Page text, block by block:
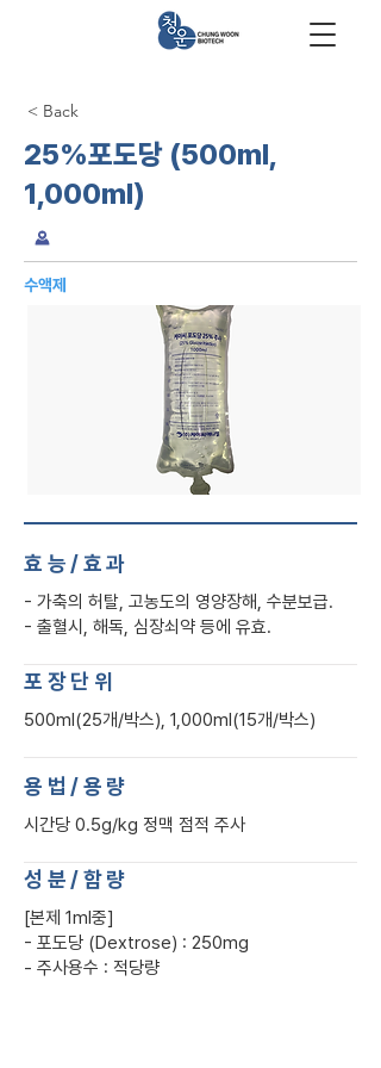
< Back
25%포도당 (500ml,
1,000ml)
수액제
효능/효과
- 가축의 허탈, 고농도의 영양장해, 수분보급.
- 출혈시, 해독, 심장쇠약 등에 유효.
​포장단위
500ml(25개/박스), 1,000ml(15개/박스)
용법/용량
시간당 0.5g/kg 정맥 점적 주사
​성분/함량
[본제 1ml중]
- 포도당 (Dextrose) : 250mg
- 주사용수 : 적당량